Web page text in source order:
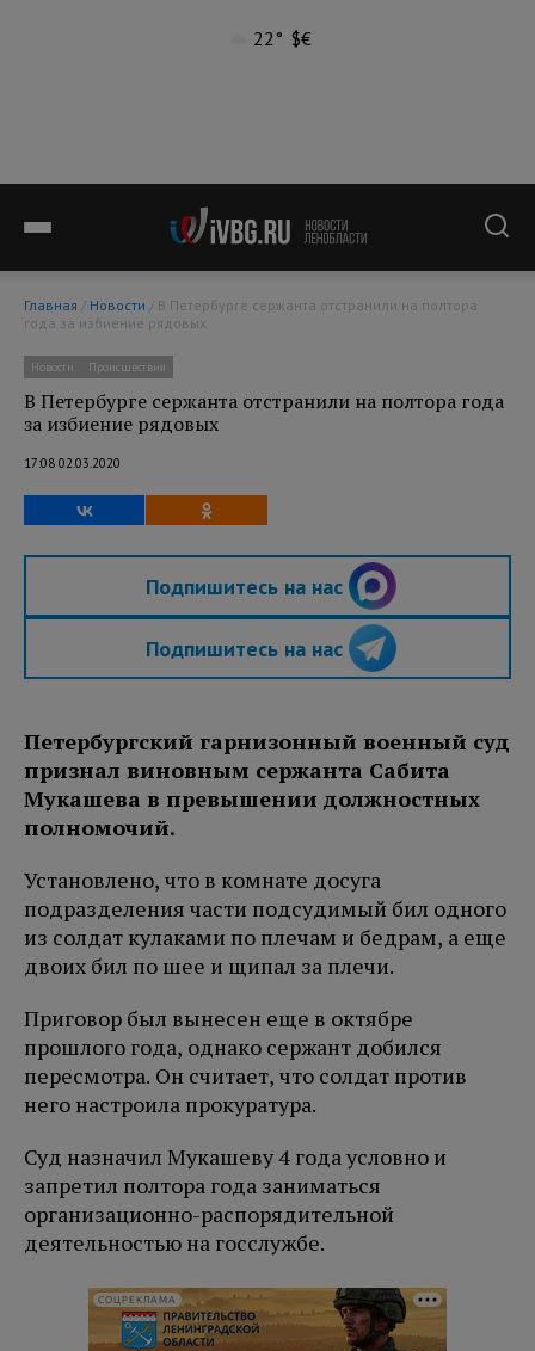
22° $€
Главная / Новости
года за избиение рядовых
Новости Происшествия
В Петербурге сержанта отстранили на полтора года
за избиение рядовых
17:08 02.03.2020
Подпишитесь на нас
Подпишитесь на нас
Петербургский гарнизонный военный суд
признал виновным сержанта Сабита
Мукашева в превышении должностных
полномочий.
Установлено, что в комнате досуга
подразделения части подсудимый бил одного
из солдат кулаками по плечам и бедрам, а еще
двоих бил по шее и щипал за плечи.
Приговор был вынесен еще в октябре
прошлого года, однако сержант добился
пересмотра. Он считает, что солдат против
него настроила прокуратура.
Суд назначил Мукашеву 4 года условно и
запретил полтора года заниматься
организационно-распорядительной
деятельностью на госслужбе.
СОЦРЕКЛАМА